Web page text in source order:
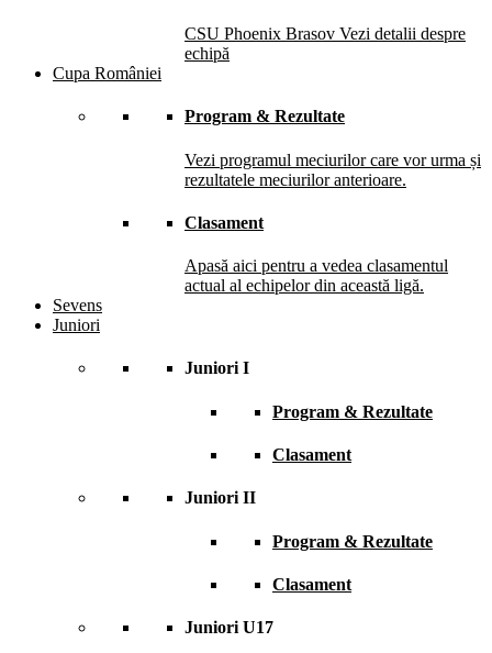
CSU Phoenix Brasov Vezi detalii despre
echipă
Cupa României
Program & Rezultate
Vezi programul meciurilor care vor urma și
rezultatele meciurilor anterioare.
Clasament
Apasă aici pentru a vedea clasamentul
actual al echipelor din această ligă.
Sevens
Juniori
Juniori I
Program & Rezultate
Clasament
Juniori II
Program & Rezultate
Clasament
Juniori U17